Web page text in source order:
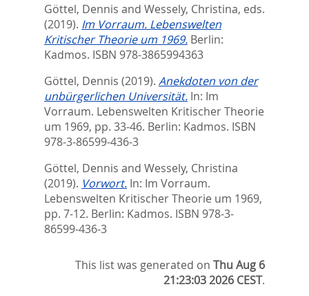
Göttel, Dennis and Wessely, Christina, eds.
(2019). Im Vorraum. Lebenswelten
Kritischer Theorie um 1969. Berlin:
Kadmos. ISBN 978-3865994363
Göttel, Dennis (2019). Anekdoten von der
unbürgerlichen Universität. In: Im
Vorraum. Lebenswelten Kritischer Theorie
um 1969, pp. 33-46. Berlin: Kadmos. ISBN
978-3-86599-436-3
Göttel, Dennis and Wessely, Christina
(2019). Vorwort. In: Im Vorraum.
Lebenswelten Kritischer Theorie um 1969,
pp. 7-12. Berlin: Kadmos. ISBN 978-3-
86599-436-3
This list was generated onThu Aug 6
21:23:03 2026 CEST.